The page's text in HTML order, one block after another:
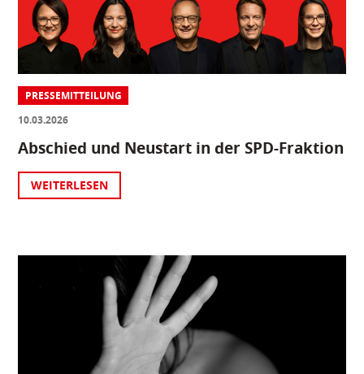
PRESSEMITTEILUNG
10.03.2026
Abschied und Neustart in der SPD-Fraktion
WEITERLESEN